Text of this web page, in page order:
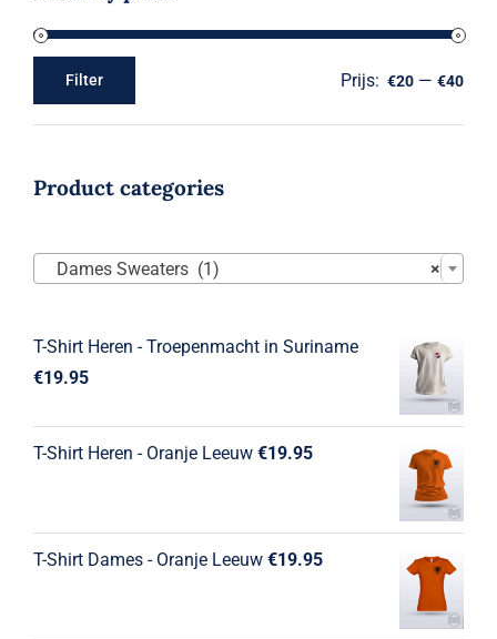
prijs
prijs
Filter Prijs: €20 —€40
Product categories
×
Dames Sweaters (1)
T-Shirt Heren - Troepenmacht in Suriname
€19.95
T-Shirt Heren - Oranje Leeuw €19.95
T-Shirt Dames - Oranje Leeuw €19.95